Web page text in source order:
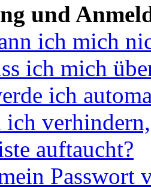
und
ich mich
ich mich
ich
auftaucht?
Passwort